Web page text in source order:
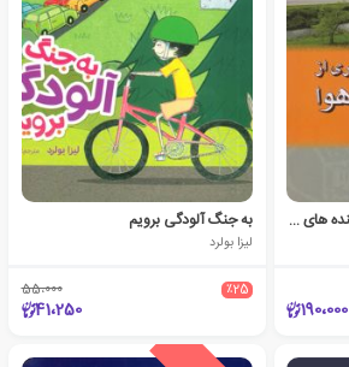
روش های نمونه برداری از آلاینده های هوا
190،000
به جنگ آلودگی برویم
لیزا بولرد
٪25 55،000
41،250